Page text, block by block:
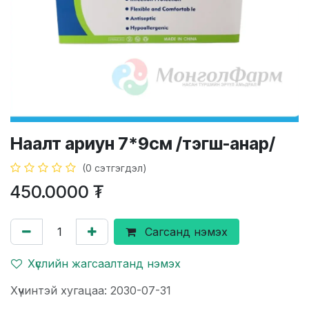
Наалт ариун 7*9см /тэгш-анар/
(0 сэтгэгдэл)
450.0000 ₮
Сагсанд нэмэх
Хүслийн жагсаалтанд нэмэх
Хүчинтэй хугацаа: 2030-07-31